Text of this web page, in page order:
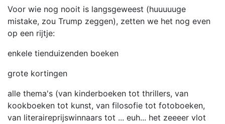
Voor wie nog nooit is langsgeweest (huuuuuge
mistake, zou Trump zeggen), zetten we het nog even
op een rijtje:
enkele tienduizenden boeken
grote kortingen
alle thema's (van kinderboeken tot thrillers, van
kookboeken tot kunst, van filosofie tot fotoboeken,
van literaireprijswinnaars tot ... euh... het zeeeer vlot